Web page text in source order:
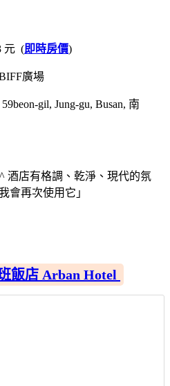
元 (即時房價)
廣場
gil, Jung-gu, Busan, 南
酒店有格調、乾淨、現代的氛
會再次使用它」
飯店 Arban Hotel